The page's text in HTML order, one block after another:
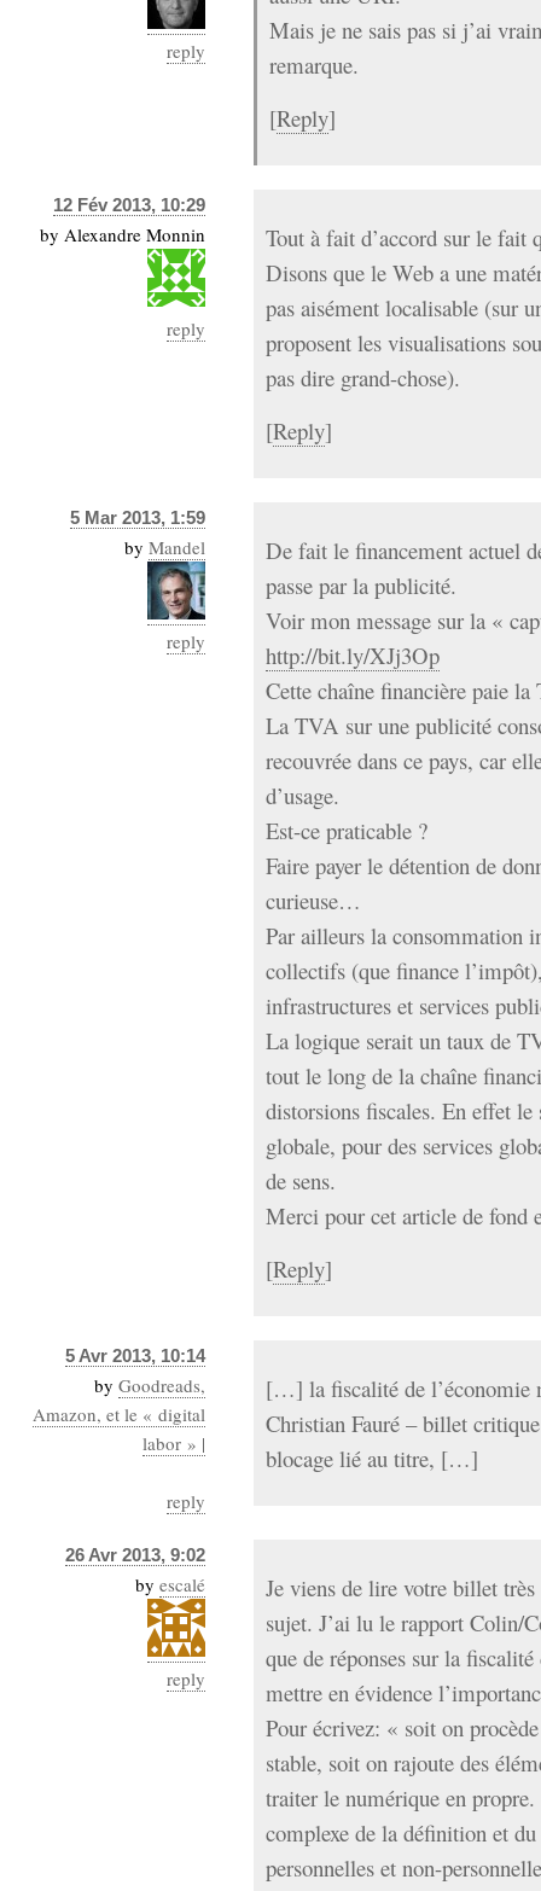
reply
Mais je ne sais pas si j’ai
remarque.
[Reply]
12 Fév 2013, 10:29
by Alexandre Monnin
reply
Tout à fait d’accord sur le fait
Disons que le Web a une
pas aisément localisable (sur
proposent les visualisations
pas dire grand-chose).
[Reply]
5 Mar 2013, 1:59
by Mandel
reply
De fait le financement actuel
passe par la publicité.
Voir mon message sur la «
http://bit.ly/XJj3Op
Cette chaîne financière paie
La TVA sur une publicité
recouvrée dans ce pays, car
d’usage.
Est-ce praticable ?
Faire payer le détention de
curieuse…
Par ailleurs la consommation
collectifs (que finance
infrastructures et services
La logique serait un taux de
tout le long de la chaîne
distorsions fiscales. En effet
globale, pour des services
de sens.
Merci pour cet article de fond
[Reply]
5 Avr 2013, 10:14
by Goodreads,
Amazon, et le « digital
labor » |
reply
[…] la fiscalité de l’économie
Christian Fauré – billet
blocage lié au titre, […]
26 Avr 2013, 9:02
by escalé
reply
Je viens de lire votre billet
sujet. J’ai lu le rapport Colin/
que de réponses sur la
mettre en évidence
Pour écrivez: « soit on
stable, soit on rajoute des
traiter le numérique en
complexe de la définition et
personnelles et non-